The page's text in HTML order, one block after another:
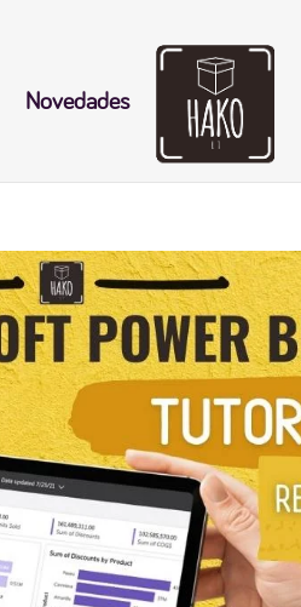
Novedades